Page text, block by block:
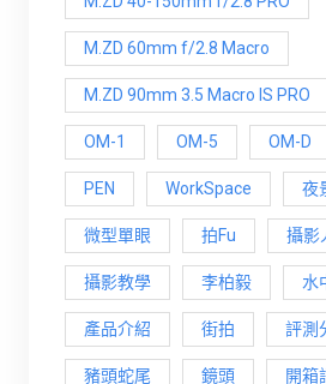
M.ZD 60mm f/2.8 Macro
M.ZD 90mm 3.5 Macro IS PRO
OM-1 OM-5 OM-D
PEN WorkSpace 夜
微型單眼 拍Fu 攝影
攝影教學 李柏毅 水
產品介紹 街拍 評測
豬頭蛇尾 鏡頭 開箱